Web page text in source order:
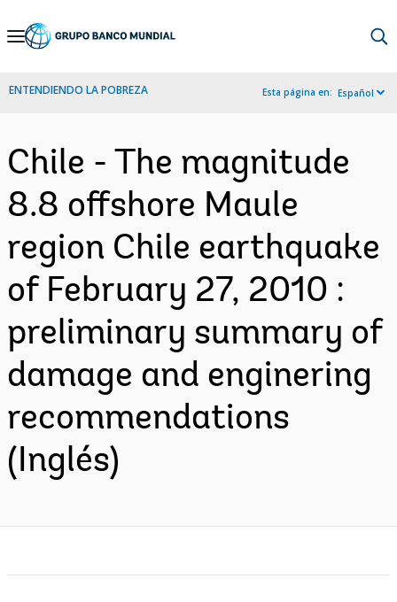
Skip
Navigation
ENTENDIENDO LA POBREZA Esta página en: Español
Chile - The magnitude
8.8 offshore Maule
region Chile earthquake
of February 27, 2010 :
preliminary summary of
damage and enginering
recommendations
(Inglés)